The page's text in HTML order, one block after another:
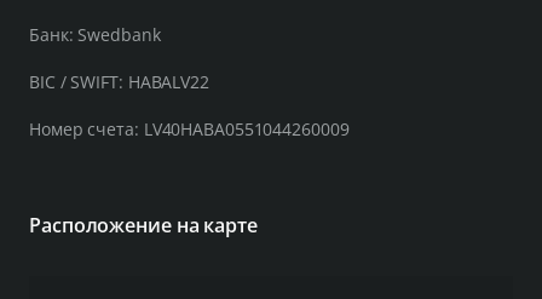
Банк: Swedbank
BIC / SWIFT: HABALV22
Номер счета: LV40HABA0551044260009
Расположение на карте